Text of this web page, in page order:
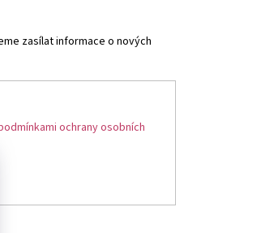
zasílat informace o nových
ochrany osobních